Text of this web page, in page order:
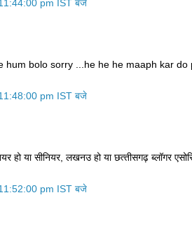
pm IST बजे
hum bolo sorry ...he he he maaph kar
pm IST बजे
हो या सीनियर, लखनउ हो या छत्‍तीसगढ़ ब्‍लॉगर
pm IST बजे